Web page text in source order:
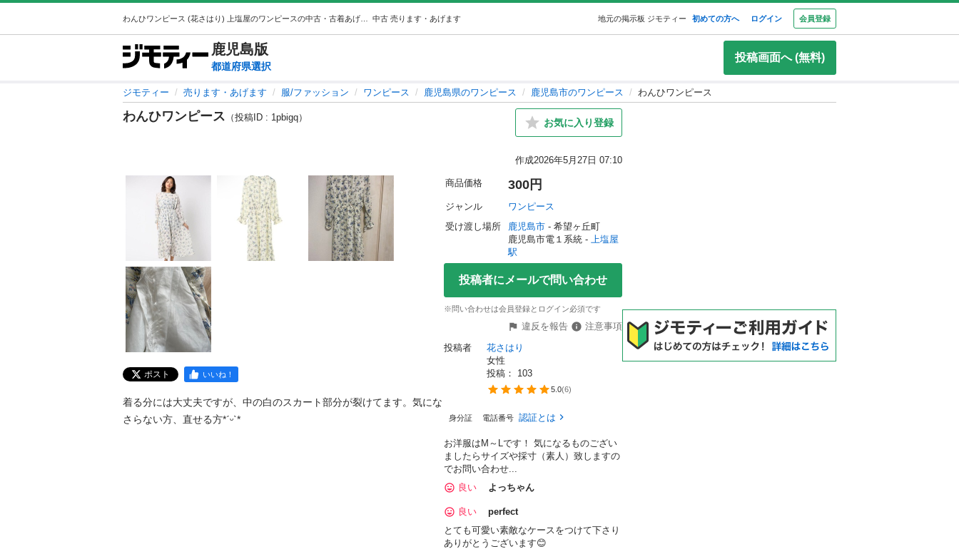
中古 売ります・あげます 地元の掲示板 ジモティー 初めての方へ ログイン 会員登録
鹿児島版
都道府県選択
投稿画面へ (無料)
ジモティー 売ります・あげます 服/ファッション ワンピース 鹿児島県のワンピース 鹿児島市のワンピース わんひワンピース
わんひワンピース （投稿ID : 1pbigq） お気に入り登録
作成2026年5月27日 07:10
ポスト いいね！
着る分には大丈夫ですが、中の白のスカート部分が裂けてます。気にな
さらない方、直せる方*ˊᵕˋ*
商品価格 300円
ジャンル
ワンピース
受け渡し場所
鹿児島市 - 希望ヶ丘町
鹿児島市電１系統 - 上塩屋
駅
投稿者にメールで問い合わせ
※問い合わせは会員登録とログイン必須です
違反を報告
注意事項
投稿者
花さはり
女性
投稿： 103
5.0(6)
身分証 電話番号 認証とは
お洋服はM～Lです！ 気になるものござい
ましたらサイズや採寸（素人）致しますの
でお問い合わせ...
良い
よっちゃん
良い
perfect
とても可愛い素敵なケースをつけて下さり
ありがとうございます😊